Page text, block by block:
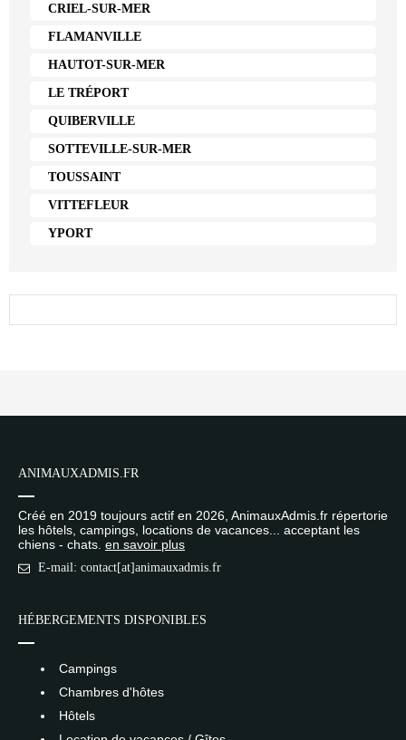
CRIEL-SUR-MER
FLAMANVILLE
HAUTOT-SUR-MER
LE TRÉPORT
QUIBERVILLE
SOTTEVILLE-SUR-MER
TOUSSAINT
VITTEFLEUR
YPORT
ANIMAUXADMIS.FR
Créé en 2019 toujours actif en 2026, AnimauxAdmis.fr répertorie
les hôtels, campings, locations de vacances... acceptant les
chiens - chats. en savoir plus
E-mail: contact[at]animauxadmis.fr
HÉBERGEMENTS DISPONIBLES
Campings
Chambres d'hôtes
Hôtels